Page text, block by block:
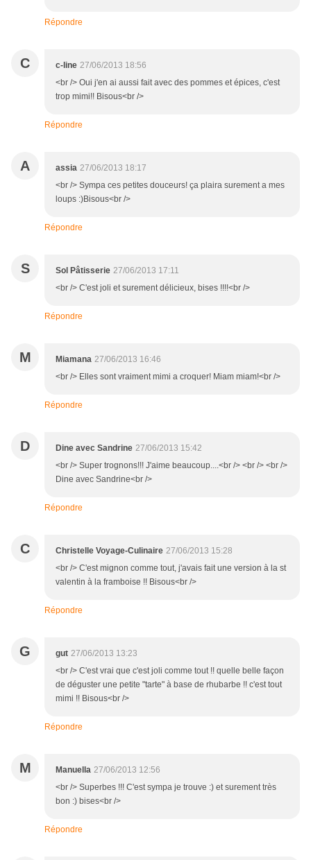
Répondre
C c-line 27/06/2013 18:56
<br /> Oui j'en ai aussi fait avec des pommes et épices, c'est
trop mimi!! Bisous<br />
Répondre
A assia 27/06/2013 18:17
<br /> Sympa ces petites douceurs! ça plaira surement a mes
loups :)Bisous<br />
Répondre
S Sol Pâtisserie 27/06/2013 17:11
<br /> C'est joli et surement délicieux, bises !!!!<br />
Répondre
M Miamana 27/06/2013 16:46
<br /> Elles sont vraiment mimi a croquer! Miam miam!<br />
Répondre
D Dine avec Sandrine 27/06/2013 15:42
<br /> Super trognons!!! J'aime beaucoup....<br /> <br /> <br />
Dine avec Sandrine<br />
Répondre
C Christelle Voyage-Culinaire 27/06/2013 15:28
<br /> C'est mignon comme tout, j'avais fait une version à la st
valentin à la framboise !! Bisous<br />
Répondre
G gut 27/06/2013 13:23
<br /> C'est vrai que c'est joli comme tout !! quelle belle façon
de déguster une petite "tarte" à base de rhubarbe !! c'est tout
mimi !! Bisous<br />
Répondre
M Manuella 27/06/2013 12:56
<br /> Superbes !!! C'est sympa je trouve :) et surement très
bon :) bises<br />
Répondre